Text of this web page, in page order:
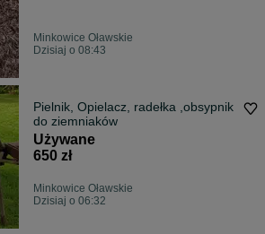
Minkowice Oławskie
Dzisiaj o 08:43
Pielnik, Opielacz, radełka ,obsypnik
do ziemniaków
Używane
650 zł
Minkowice Oławskie
Dzisiaj o 06:32